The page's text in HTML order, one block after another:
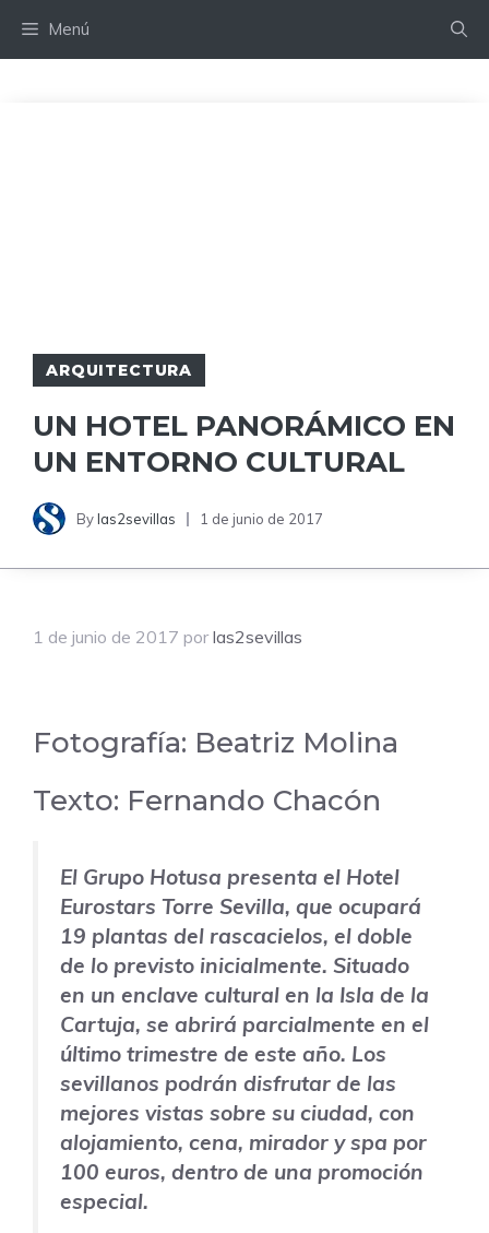
Menú
ARQUITECTURA
UN HOTEL PANORÁMICO EN
UN ENTORNO CULTURAL
Bylas2sevillas 1 de junio de 2017
1 de junio de 2017 por las2sevillas
Fotografía: Beatriz Molina
Texto: Fernando Chacón
El Grupo Hotusa presenta el Hotel
Eurostars Torre Sevilla, que ocupará
19 plantas del rascacielos, el doble
de lo previsto inicialmente. Situado
en un enclave cultural en la Isla de la
Cartuja, se abrirá parcialmente en el
último trimestre de este año. Los
sevillanos podrán disfrutar de las
mejores vistas sobre su ciudad, con
alojamiento, cena, mirador y spa por
100 euros, dentro de una promoción
especial.